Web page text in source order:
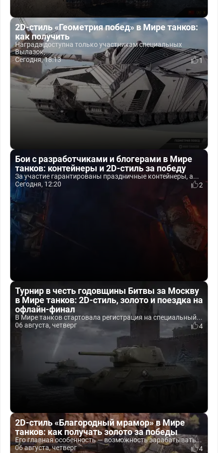
2D-стиль «Геометрия побед» в Мире танков:
как получить
Награда доступна только участникам специальных
Вылазок,...
Сегодня, 18:13
1
Бои с разработчиками и блогерами в Мире
танков: контейнеры и 2D-стиль за победу
За участие гарантированы праздничные контейнеры, а...
Сегодня, 12:20
2
Турнир в честь годовщины Битвы за Москву
в Мире танков: 2D-стиль, золото и поездка на
офлайн-финал
В Мире танков стартовала регистрация на специальный...
06 августа, четверг
4
2D-стиль «Благородный мрамор» в Мире
танков: как получать золото за победы
Его главная особенность — возможность зарабатывать...
06 августа, четверг
4